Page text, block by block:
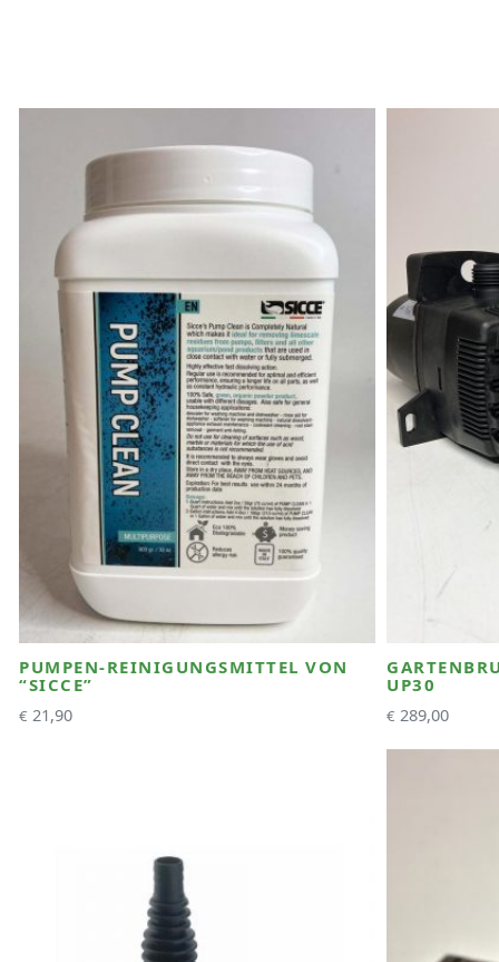
PUMPEN-REINIGUNGSMITTEL VON
“SICCE”
€ 21,90
UP30
€ 289,00